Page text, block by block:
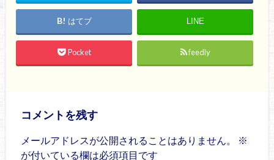
はてブ LINE
Pocket feedly
コメントを残す
メールアドレスが公開されることはありません。
※
が付いている欄は必須項目です